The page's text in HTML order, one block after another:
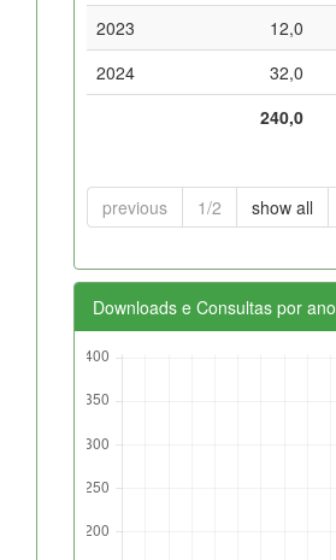
2023
12,0
2024
32,0
240,0
previous 1/2 show all
Downloads e Consultas por ano